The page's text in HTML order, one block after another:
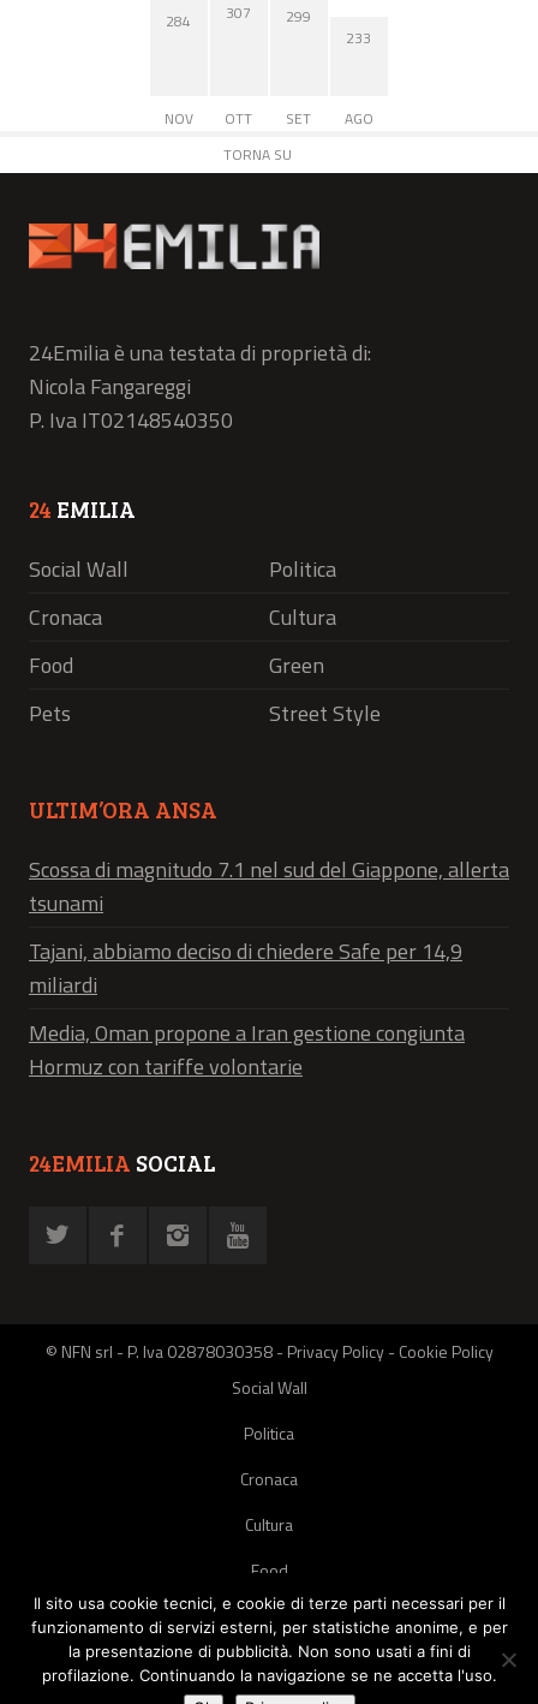
284
NOV
307
OTT
299
SET
233
AGO
TORNA SU
24Emilia è una testata di proprietà di:
Nicola Fangareggi
P. Iva IT02148540350
24 EMILIA
Social Wall
Politica
Cronaca
Cultura
Food
Green
Pets
Street Style
ULTIM’ORA ANSA
Scossa di magnitudo 7.1 nel sud del Giappone, allerta
tsunami
Tajani, abbiamo deciso di chiedere Safe per 14,9
miliardi
Media, Oman propone a Iran gestione congiunta
Hormuz con tariffe volontarie
24EMILIA SOCIAL
© NFN srl - P. Iva 02878030358 -Privacy Policy-Cookie Policy
Social Wall
Politica
Cronaca
Cultura
Food
Green
Pets
Il sito usa cookie tecnici, e cookie di terze parti necessari per il
funzionamento di servizi esterni, per statistiche anonime, e per
la presentazione di pubblicità. Non sono usati a fini di
profilazione. Continuando la navigazione se ne accetta l'uso.